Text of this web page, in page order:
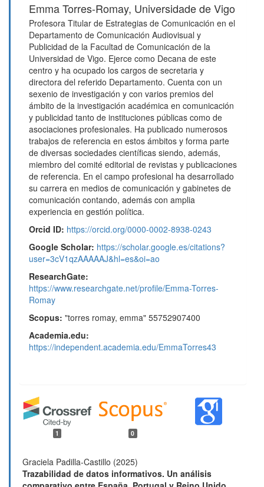
Emma Torres-Romay, Universidade de Vigo
Profesora Titular de Estrategias de Comunicación en el
Departamento de Comunicación Audiovisual y
Publicidad de la Facultad de Comunicación de la
Universidad de Vigo. Ejerce como Decana de este
centro y ha ocupado los cargos de secretaria y
directora del referido Departamento. Cuenta con un
sexenio de investigación y con varios premios del
ámbito de la investigación académica en comunicación
y publicidad tanto de instituciones públicas como de
asociaciones profesionales. Ha publicado numerosos
trabajos de referencia en estos ámbitos y forma parte
de diversas sociedades científicas siendo, además,
miembro del comité editorial de revistas y publicaciones
de referencia. En el campo profesional ha desarrollado
su carrera en medios de comunicación y gabinetes de
comunicación contando, además con amplia
experiencia en gestión política.
Orcid ID: https://orcid.org/0000-0002-8938-0243
Google Scholar: https://scholar.google.es/citations?
user=3cV1qzAAAAAJ&hl=es&oi=ao
ResearchGate:
https://www.researchgate.net/profile/Emma-Torres-
Romay
Scopus: "torres romay, emma" 55752907400
Academia.edu:
https://independent.academia.edu/EmmaTorres43
1 0
Graciela Padilla-Castillo (2025)
Trazabilidad de datos informativos. Un análisis